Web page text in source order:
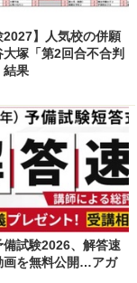
2027】人気校の併願
塚「第2回合不合判
結果
備試験2026、解答速
画を無料公開…アガ